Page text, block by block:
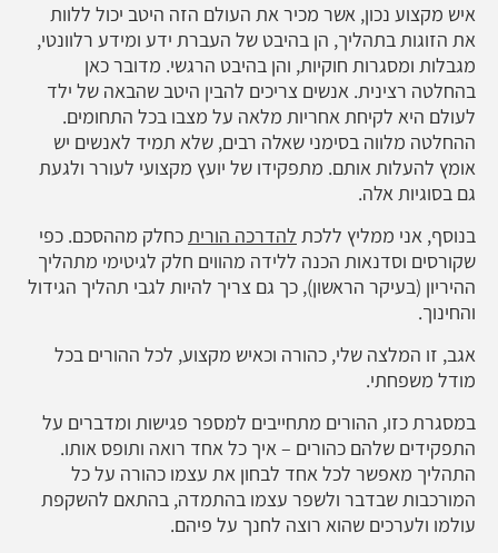
איש מקצוע נכון, אשר מכיר את העולם הזה היטב יכול ללוות
את הזוגות בתהליך, הן בהיבט של העברת ידע ומידע רלוונטי,
מגבלות ומסגרות חוקיות, והן בהיבט הרגשי. מדובר כאן
בהחלטה רצינית. אנשים צריכים להבין היטב שהבאה של ילד
לעולם היא לקיחת אחריות מלאה על מצבו בכל התחומים.
ההחלטה מלווה בסימני שאלה רבים, שלא תמיד לאנשים יש
אומץ להעלות אותם. מתפקידו של יועץ מקצועי לעורר ולגעת
גם בסוגיות אלה.
בנוסף, אני ממליץ ללכת להדרכה הוריתכחלק מההסכם. כפי
שקורסים וסדנאות הכנה ללידה מהווים חלק לגיטימי מתהליך
ההיריון (בעיקר הראשון), כך גם צריך להיות לגבי תהליך הגידול
והחינוך.
אגב, זו המלצה שלי, כהורה וכאיש מקצוע, לכל ההורים בכל
מודל משפחתי.
במסגרת כזו, ההורים מתחייבים למספר פגישות ומדברים על
התפקידים שלהם כהורים – איך כל אחד רואה ותופס אותו.
התהליך מאפשר לכל אחד לבחון את עצמו כהורה על כל
המורכבות שבדבר ולשפר עצמו בהתמדה, בהתאם להשקפת
עולמו ולערכים שהוא רוצה לחנך על פיהם.